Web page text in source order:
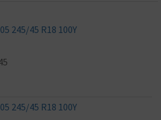
245/45 R18 100Y
245/45 R18 100Y